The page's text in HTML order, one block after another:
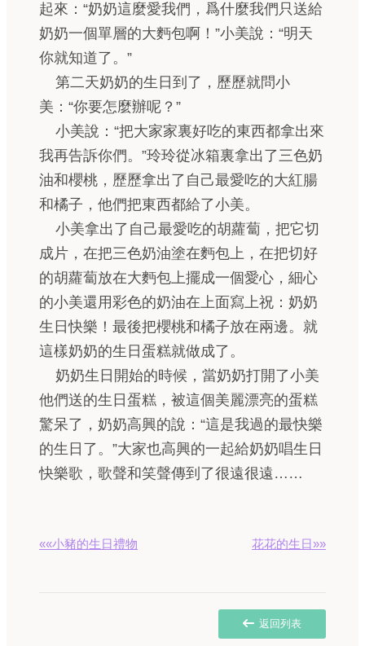
起來：“奶奶這麼愛我們，爲什麼我們只送給
奶奶一個單層的大麪包啊！”小美說：“明天
你就知道了。”
第二天奶奶的生日到了，歷歷就問小
美：“你要怎麼辦呢？”
小美說：“把大家家裏好吃的東西都拿出來
我再告訴你們。”玲玲從冰箱裏拿出了三色奶
油和櫻桃，歷歷拿出了自己最愛吃的大紅腸
和橘子，他們把東西都給了小美。
小美拿出了自己最愛吃的胡蘿蔔，把它切
成片，在把三色奶油塗在麪包上，在把切好
的胡蘿蔔放在大麪包上擺成一個愛心，細心
的小美還用彩色的奶油在上面寫上祝：奶奶
生日快樂！最後把櫻桃和橘子放在兩邊。就
這樣奶奶的生日蛋糕就做成了。
奶奶生日開始的時候，當奶奶打開了小美
他們送的生日蛋糕，被這個美麗漂亮的蛋糕
驚呆了，奶奶高興的說：“這是我過的最快樂
的生日了。”大家也高興的一起給奶奶唱生日
快樂歌，歌聲和笑聲傳到了很遠很遠……
««小豬的生日禮物 花花的生日»»
返回列表